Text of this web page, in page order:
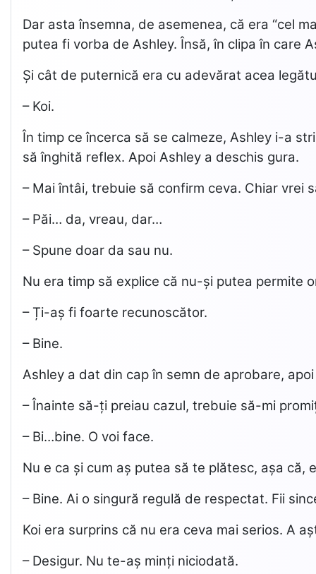
Dar asta însemna, de asemenea, că era “cel
putea fi vorba de Ashley. Însă, în clipa în care
Și cât de puternică era cu adevărat acea
– Koi.
În timp ce încerca să se calmeze, Ashley i-a
să înghită reflex. Apoi Ashley a deschis gura.
– Mai întâi, trebuie să confirm ceva. Chiar vrei
– Păi… da, vreau, dar…
– Spune doar da sau nu.
Nu era timp să explice că nu-și putea permite
– Ți-aș fi foarte recunoscător.
– Bine.
Ashley a dat din cap în semn de aprobare,
– Înainte să-ți preiau cazul, trebuie să-mi
– Bi…bine. O voi face.
Nu e ca și cum aș putea să te plătesc, așa că,
– Bine. Ai o singură regulă de respectat. Fii
Koi era surprins că nu era ceva mai serios. A
– Desigur. Nu te-aș minți niciodată.